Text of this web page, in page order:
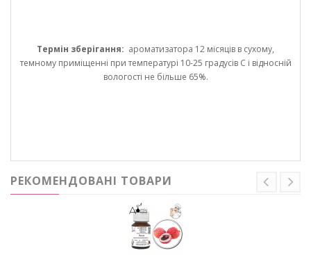
Термін зберігання: ароматизатора 12 місяців в сухому,
темному приміщенні при температурі 10-25 градусів С і відносній
вологості не більше 65%.
РЕКОМЕНДОВАНІ ТОВАРИ